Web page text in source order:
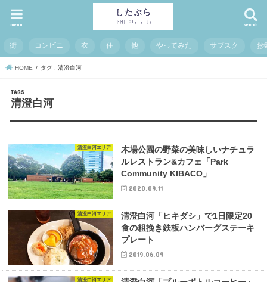
search
menu
街 コンビニ 衣 住 他 やってみた サブスク お
HOME タグ : 清澄白河
清澄白河
清澄白河エリア
木場公園の野菜の美味しいナチュラ
ルレストラン&カフェ「Park
Community KIBACO」
2020.09.11
清澄白河エリア
清澄白河「ヒキダシ」で1日限定20
食の粗挽き鉄板ハンバーグステーキ
プレート
2019.06.09
清澄白河エリア